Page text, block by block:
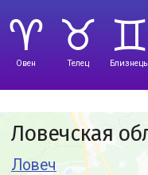
Овен Телец Близнецы
Ловечская
Ловеч